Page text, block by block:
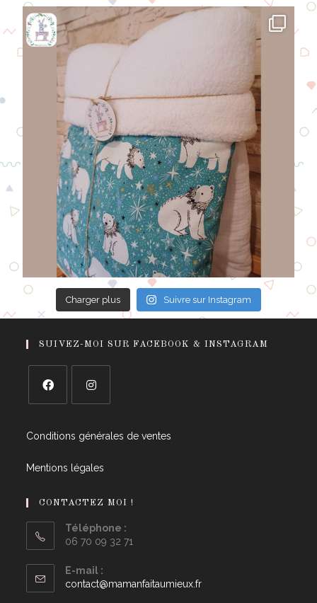
Charger plus Suivre sur Instagram
SUIVEZ-MOI SUR FACEBOOK & INSTAGRAM
Conditions générales de ventes
Mentions légales
CONTACTEZ MOI !
Téléphone :
06 70 09 32 71
E-mail :
contact@mamanfaitaumieux.fr